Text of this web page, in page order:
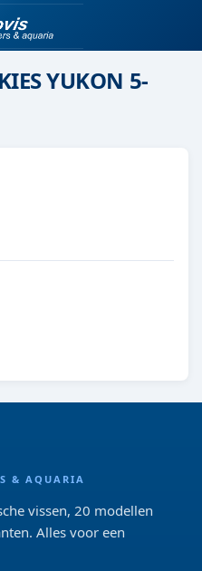
YUKON 5-
& AQUARIA
vissen, 20 modellen
Alles voor een